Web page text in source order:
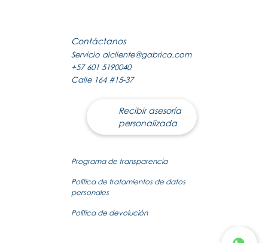
Contáctanos
Servicio alcliente@gabrica.com
+57 601 5190040
Calle 164 #15-37
Recibir asesoría
personalizada
Programa de transparencia
Política de tratamientos de datos
personales
Política de devolución